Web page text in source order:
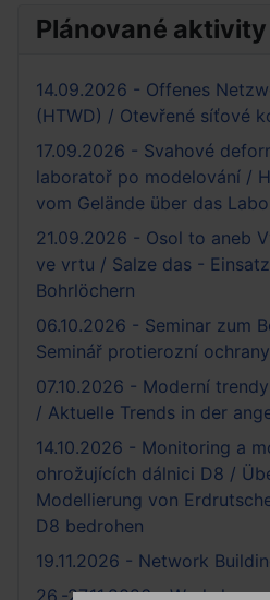
Plánované aktivity
14.09.2026 - Offenes
(HTWD) / Otevřené síťové
17.09.2026 - Svahové
laboratoř po modelování /
vom Gelände über das
21.09.2026 - Osol to aneb
ve vrtu / Salze das -
Bohrlöchern
06.10.2026 - Seminar zum
Seminář protierozní
07.10.2026 - Moderní
/ Aktuelle Trends in der
14.10.2026 - Monitoring a
ohrožujících dálnici D8 /
Modellierung von
D8 bedrohen
19.11.2026 - Network